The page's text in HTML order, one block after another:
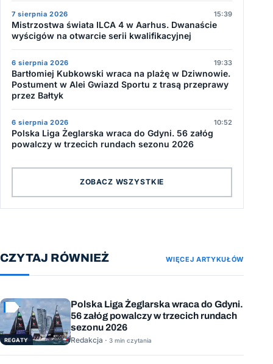
7 sierpnia 2026 15:39
Mistrzostwa świata ILCA 4 w Aarhus. Dwanaście
wyścigów na otwarcie serii kwalifikacyjnej
6 sierpnia 2026 19:33
Bartłomiej Kubkowski wraca na plażę w Dziwnowie.
Postument w Alei Gwiazd Sportu z trasą przeprawy
przez Bałtyk
6 sierpnia 2026 10:52
Polska Liga Żeglarska wraca do Gdyni. 56 załóg
powalczy w trzecich rundach sezonu 2026
ZOBACZ WSZYSTKIE
CZYTAJ RÓWNIEŻ WIĘCEJ ARTYKUŁÓW
REGATY
Polska Liga Żeglarska wraca do Gdyni.
56 załóg powalczy w trzecich rundach
sezonu 2026
Redakcja · 3 min czytania